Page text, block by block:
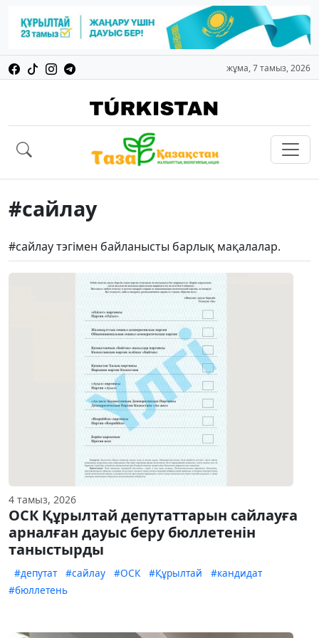
жұма, 7 тамыз, 2026
#сайлау
#сайлау тэгімен байланысты барлық мақалалар.
4 тамыз, 2026
ОСК Құрылтай депутаттарын сайлауға
арналған дауыс беру бюллетенін
таныстырды
#депутат #сайлау #ОСК #Құрылтай
#кандидат
#бюллетень